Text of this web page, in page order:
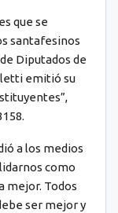
que se
santafesinos
Diputados de
emitió su
a los medios
como
mejor. Todos
ser mejor y